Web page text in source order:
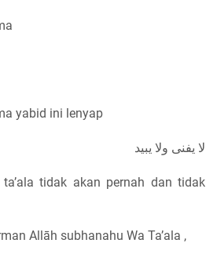
yabid ini lenyap
لا يفنى ولا يبيد
tidak akan pernah dan tidak
Allāh subhanahu Wa Ta’ala ,